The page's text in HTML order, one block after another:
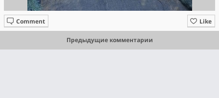
Like
Comment
Предыдущие комментарии